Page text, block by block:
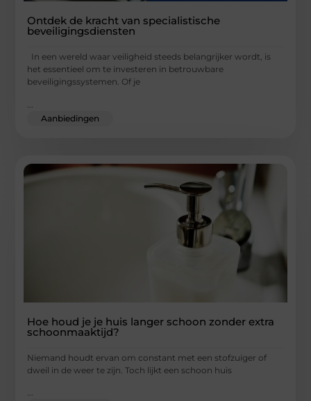
Ontdek de kracht van specialistische
beveiligingsdiensten
In een wereld waar veiligheid steeds belangrijker wordt, is
het essentieel om te investeren in betrouwbare
beveiligingssystemen. Of je
Aanbiedingen
Hoe houd je je huis langer schoon zonder extra
schoonmaaktijd?
Niemand houdt ervan om constant met een stofzuiger of
dweil in de weer te zijn. Toch lijkt een schoon huis
...